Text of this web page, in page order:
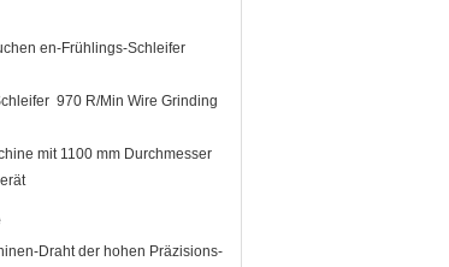
en-Frühlings-Schleifer
970 R/Min Wire Grinding
mit 1100 mm Durchmesser
Draht der hohen Präzisions-